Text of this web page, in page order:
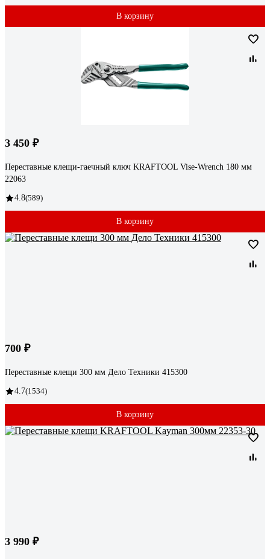
В корзину
3 450 ₽
Переставные клещи-гаечный ключ KRAFTOOL Vise-Wrench 180 мм
22063
4.8(589)
В корзину
700 ₽
Переставные клещи 300 мм Дело Техники 415300
4.7(1534)
В корзину
3 990 ₽